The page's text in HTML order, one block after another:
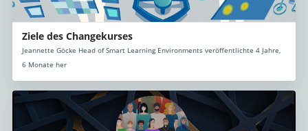
Ziele des Changekurses
Jeannette Göcke Head of Smart Learning Environments veröffentlichte 4 Jahre,
6 Monate her